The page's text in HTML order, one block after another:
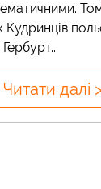
Кудринців
Читати далі